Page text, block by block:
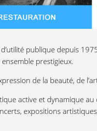
publique depuis
prestigieux.
de la beauté, de
active et dynamique
expositions